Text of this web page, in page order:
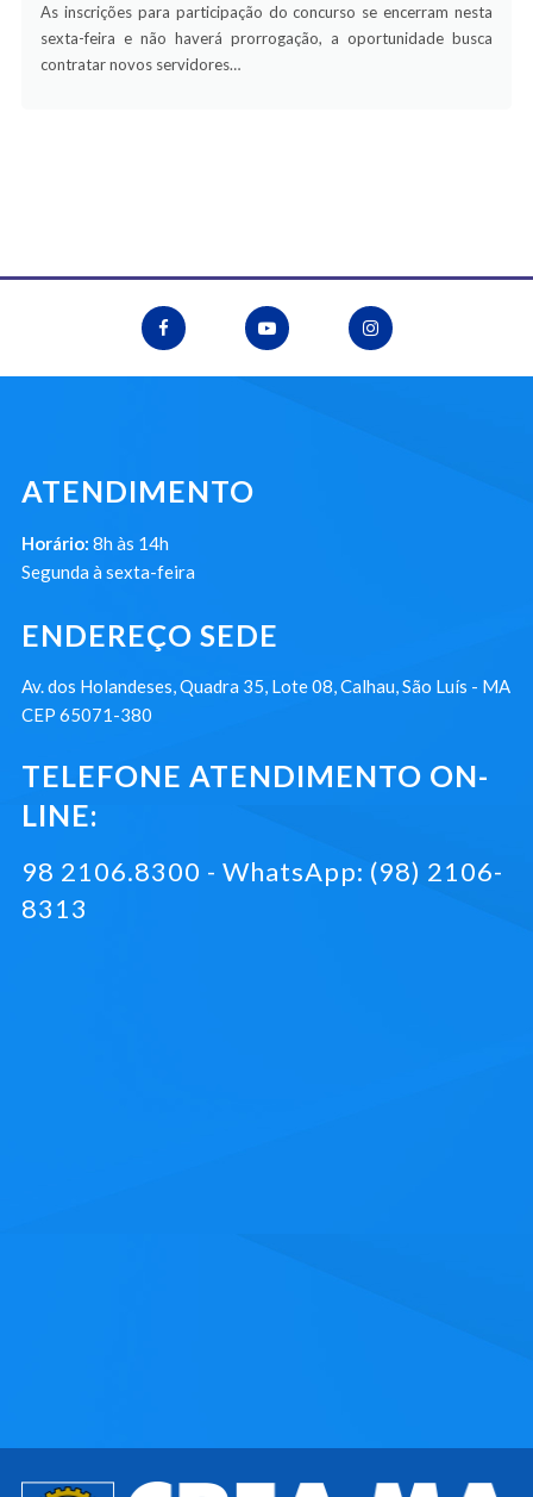
As inscrições para participação do concurso se encerram nesta
sexta-feira e não haverá prorrogação, a oportunidade busca
contratar novos servidores…
ATENDIMENTO
Horário: 8h às 14h
Segunda à sexta-feira
ENDEREÇO SEDE
Av. dos Holandeses, Quadra 35, Lote 08, Calhau, São Luís - MA
CEP 65071-380
TELEFONE ATENDIMENTO ON-
LINE:
98 2106.8300 - WhatsApp: (98) 2106-
8313